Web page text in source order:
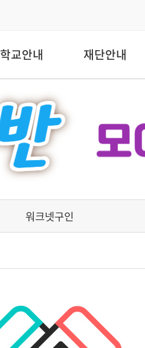
학교안내 재단안내
워크넷구인